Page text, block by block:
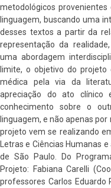
metodológicos
linguagem, buscando uma
desses textos a partir da
representação da
uma abordagem
limite, o objetivo do
médica pela via da
apreciação do ato clínico
conhecimento sobre o
linguagem, e não apenas
projeto vem se realizando
Letras e Ciências Humanas
de São Paulo. Do
Projeto: Fabiana Carelli
professores Carlos Eduardo